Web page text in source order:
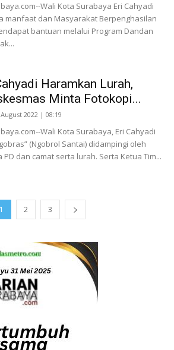
Wali Kota Surabaya Eri Cahyadi
manfaat dan Masyarakat Berpenghasilan
bantuan melalui Program Dandan
Haramkan Lurah,
Minta Fotokopi...
2022 | 08:19
Wali Kota Surabaya, Eri Cahyadi
(Ngobrol Santai) didampingi oleh
dan camat serta lurah. Serta Ketua Tim...
1 2 3